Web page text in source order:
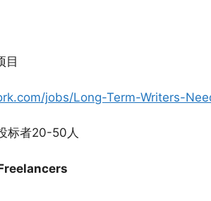
目
jobs/Long-Term-Writers-
标者20-50人